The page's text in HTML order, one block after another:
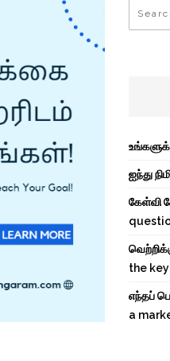
ஐந்து
கேள்வி
the
எந்தப்
a